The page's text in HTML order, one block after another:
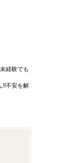
経験でも
!!不安を解